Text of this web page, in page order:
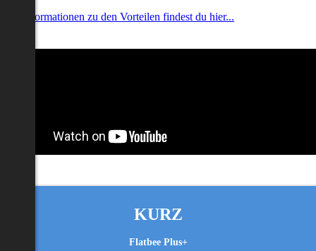
Informationen zu den Vorteilen findest du hier...
KURZ
Flatbee Plus+